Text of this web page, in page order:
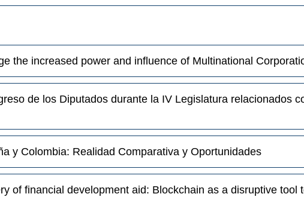
the increased power and influence of Multinational
de los Diputados durante la IV Legislatura relacionados
y Colombia: Realidad Comparativa y Oportunidades
of financial development aid: Blockchain as a disruptive tool